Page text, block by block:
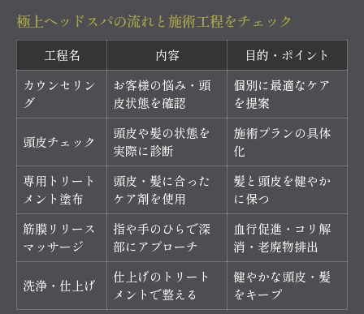
極上ヘッドスパの流れと施術工程をチェック
工程名 内容
目的・ポイント
カウンセリン
グ
お客様の悩み・頭
皮状態を確認
個別に最適なケア
を提案
頭皮チェック
頭皮や髪の状態を
実際に診断
施術プランの具体
化
専用トリート
メント塗布
頭皮・髪に合った
ケア剤を使用
髪と頭皮を健やか
に保つ
筋膜リリース
マッサージ
指や手のひらで深
部にアプローチ
血行促進・コリ解
消・老廃物排出
洗浄・仕上げ
仕上げのトリート
メントで整える
健やかな頭皮・髪
をキープ